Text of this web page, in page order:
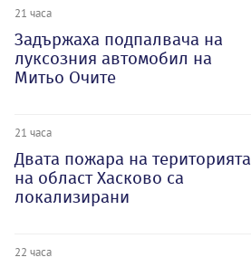
21 часа
Задържаха подпалвача на
луксозния автомобил на
Митьо Очите
21 часа
Двата пожара на територията
на област Хасково са
локализирани
22 часа